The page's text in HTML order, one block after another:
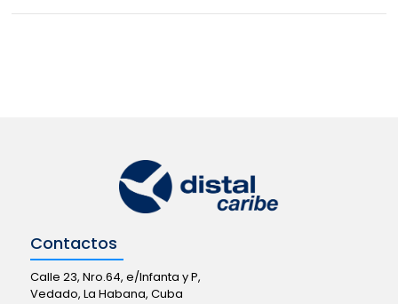
Contactos
Calle 23, Nro.64, e/Infanta y P,
Vedado, La Habana, Cuba